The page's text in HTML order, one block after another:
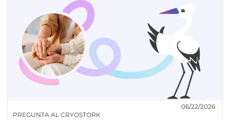
PREGUNTA AL CRYOSTORK
06/22/2026